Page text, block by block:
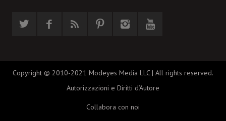
Copyright © 2010-2021 Modeyes Media LLC | All rights reserved.
Autorizzazioni e Diritti d’Autore
Collabora con noi